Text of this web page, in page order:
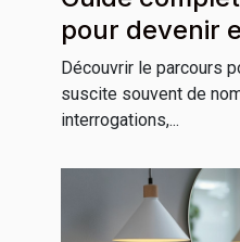
pour devenir
Découvrir le parcours
suscite souvent de
interrogations,...